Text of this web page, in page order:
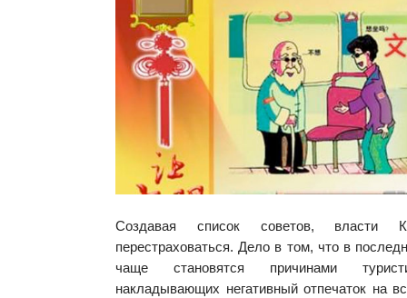
Создавая список советов, власти
перестраховаться. Дело в том, что в
чаще становятся причинами
накладывающих негативный отпечаток на